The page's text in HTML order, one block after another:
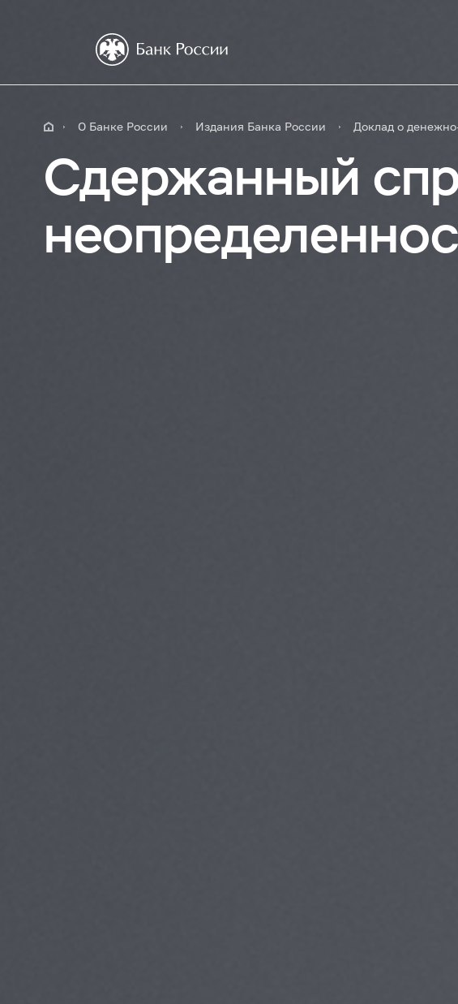
О Банке России Издания Банка России Доклад о
Сдержанный